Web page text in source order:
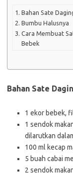
Bahan Sate
Bumbu Halusnya
Cara Membuat
Bebek
Bahan Sate
1 ekor bebek,
1 sendok
dilarutkan
100 ml kecap
5 buah cabai
2 sendok